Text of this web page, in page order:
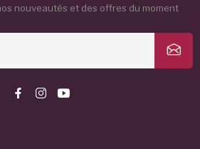
nouveautés et des offres du moment